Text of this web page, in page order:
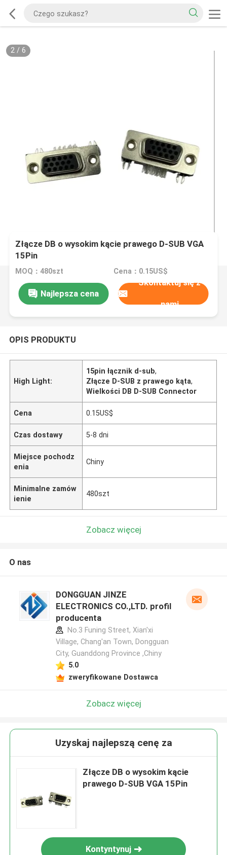
2/ 6
Złącze DB o wysokim kącie prawego D-SUB VGA
15Pin
MOQ：480szt Cena：0.15US$
Najlepsza cena
Skontaktuj się z
nami
OPIS PRODUKTU
High Light:
15pin łącznik d-sub,
Złącze D-SUB z prawego kąta,
Wielkości DB D-SUB Connector
Cena 0.15US$
Czas dostawy 5-8 dni
Miejsce pochodz
enia
Chiny
Minimalne zamów
ienie
480szt
Zobacz więcej
O nas
DONGGUAN JINZE
ELECTRONICS CO.,LTD. profil
producenta
No.3 Funing Street, Xian'xi
Village, Chang'an Town, Dongguan
City, Guanddong Province ,Chiny
5.0
zweryfikowane Dostawca
Zobacz więcej
Uzyskaj najlepszą cenę za
Złącze DB o wysokim kącie
prawego D-SUB VGA 15Pin
Kontyntynuj